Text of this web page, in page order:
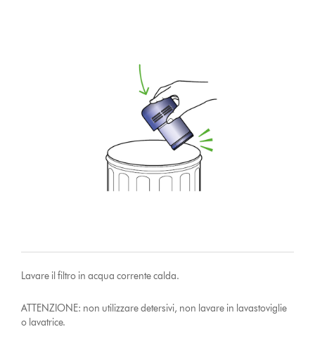
Lavare il filtro in acqua corrente calda.
ATTENZIONE: non utilizzare detersivi, non lavare in lavastoviglie
o lavatrice.